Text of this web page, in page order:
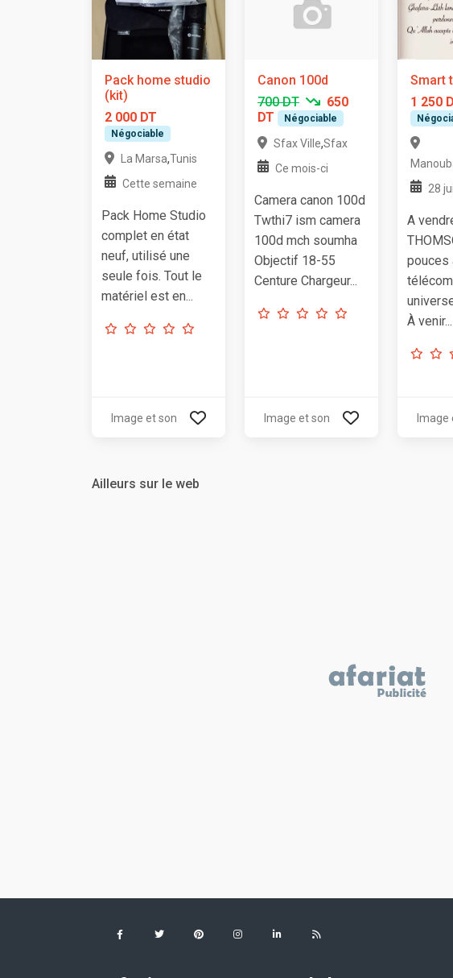
Pack home studio
(kit)
2 000 DT
Négociable
La Marsa,Tunis
Cette semaine
Pack Home Studio
complet en état
neuf, utilisé une
seule fois. Tout le
matériel est en...
Image et son
Canon 100d
700 DT
650
DT
Négociable
Sfax Ville,Sfax
Ce mois-ci
Camera canon 100d
Twthi7 ism camera
100d mch soumha
Objectif 18-55
Centure Chargeur...
Image et son
Smart
1 250
28
A
pouces
À venir...
Image
Ailleurs sur le web